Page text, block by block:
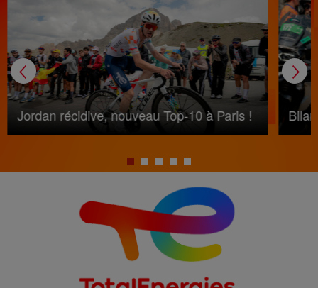
Jordan récidive, nouveau Top-10 à Paris !